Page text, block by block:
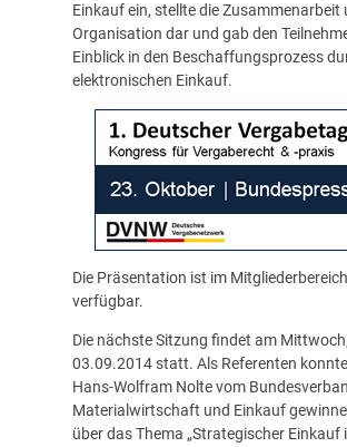
Einkauf ein, stellte die Zusammenarbeit
Organisation dar und gab den
Einblick in den Beschaffungsprozess
elektronischen Einkauf.
Die Präsentation ist im
verfügbar.
Die nächste Sitzung findet am
03.09.2014 statt. Als Referenten
Hans-Wolfram Nolte vom
Materialwirtschaft und Einkauf
über das Thema „Strategischer Einkauf